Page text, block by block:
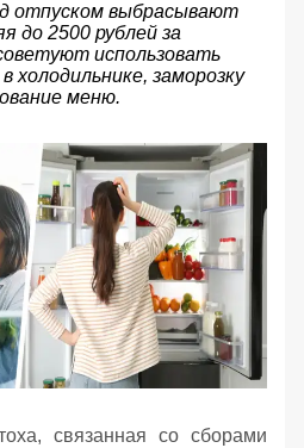
отпуском выбрасывают
до 2500 рублей за
использовать
холодильнике, заморозку
меню.
связанная со сборами